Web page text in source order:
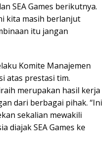
SEA Games berikutnya.
kita masih berlanjut
itu jangan
Komite Manajemen
atas prestasi tim.
merupakan hasil kerja
dari berbagai pihak. “Ini
sekalian mewakili
diajak SEA Games ke